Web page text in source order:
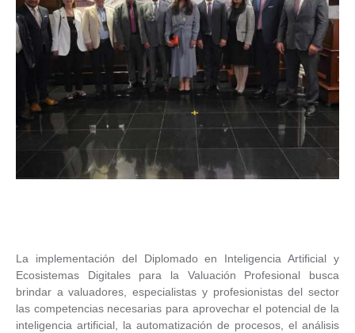
La implementación del Diplomado en Inteligencia Artificial y
Ecosistemas Digitales para la Valuación Profesional busca
brindar a valuadores, especialistas y profesionistas del sector
las competencias necesarias para aprovechar el potencial de la
inteligencia artificial, la automatización de procesos, el análisis